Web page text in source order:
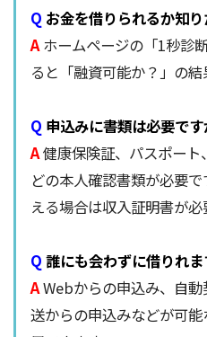
Q お金を借りられるか知
A ホームページの「1秒診
ると「融資可能か？」の結
Q 申込みに書類は必要です
A健康保険証、パスポー
どの本人確認書類が必要
える場合は収入証明書が必
Q 誰にも会わずに借りれま
AWebからの申込み、自
送からの申込みなどが可